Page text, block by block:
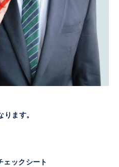
ます。
ェックシート